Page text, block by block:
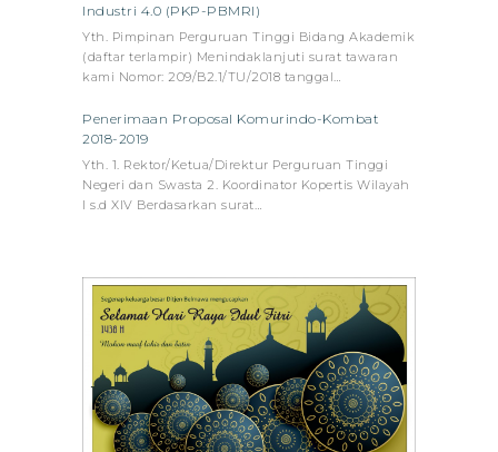
Industri 4.0 (PKP-PBMRI)
Yth. Pimpinan Perguruan Tinggi Bidang Akademik
(daftar terlampir) Menindaklanjuti surat tawaran
kami Nomor: 209/B2.1/TU/2018 tanggal…
Penerimaan Proposal Komurindo-Kombat
2018-2019
Yth. 1. Rektor/Ketua/Direktur Perguruan Tinggi
Negeri dan Swasta 2. Koordinator Kopertis Wilayah
I s.d XIV Berdasarkan surat…